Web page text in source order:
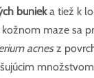
buniek a tiež k
maze sa
acnes z